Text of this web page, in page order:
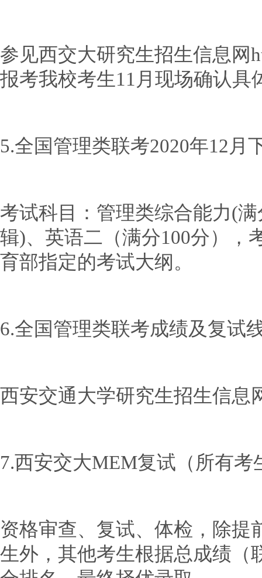
参见西交大研究生招生信息网
报考我校考生11月现场确认具
5.全国管理类联考2020年12月
考试科目：管理类综合能力(
辑)、英语二（满分100分），
育部指定的考试大纲。
6.全国管理类联考成绩及复试
西安交通大学研究生招生信息
7.西安交大MEM复试（所有考
资格审查、复试、体检，除提
生外，其他考生根据总成绩（